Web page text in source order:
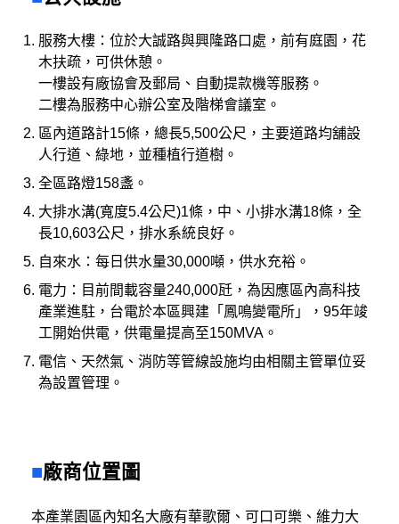
服務大樓：位於大誠路與興隆路口處，前有庭園，花
木扶疏，可供休憩。
一樓設有廠協會及郵局、自動提款機等服務。
二樓為服務中心辦公室及階梯會議室。
區內道路計15條，總長5,500公尺，主要道路均舖設
人行道、綠地，並種植行道樹。
全區路燈158盞。
大排水溝(寬度5.4公尺)1條，中、小排水溝18條，全
長10,603公尺，排水系統良好。
自來水：每日供水量30,000噸，供水充裕。
電力：目前間載容量240,000瓩，為因應區內高科技
產業進駐，台電於本區興建「鳳鳴變電所」，95年竣
工開始供電，供電量提高至150MVA。
電信、天然氣、消防等管線設施均由相關主管單位妥
為設置管理。
廠商位置圖
本產業園區內知名大廠有華歌爾、可口可樂、維力大